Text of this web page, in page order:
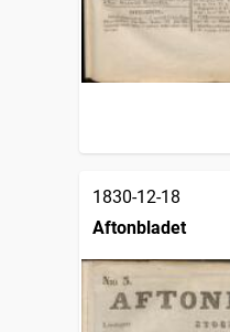
1830-12-18
Aftonbladet